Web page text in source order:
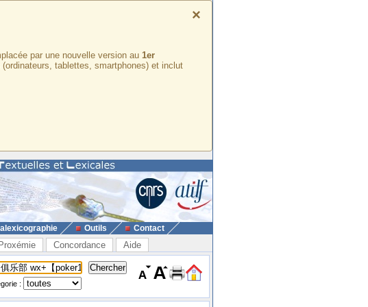
×
par une nouvelle version au 1er
tablettes, smartphones) et inclut
Outils Contact
Proxémie Concordance Aide
: